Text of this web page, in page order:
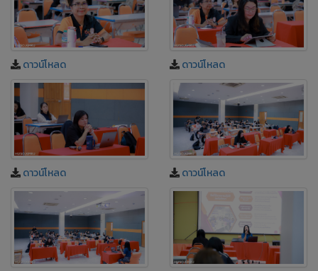
ดาวน์โหลด ดาวน์โหลด
ดาวน์โหลด ดาวน์โหลด